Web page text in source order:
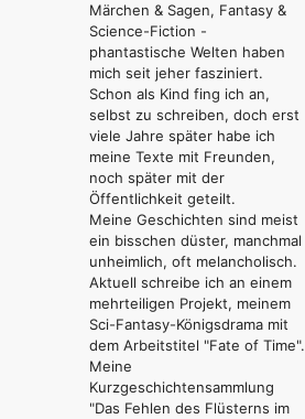
Märchen & Sagen, Fantasy &
Science-Fiction -
phantastische Welten haben
mich seit jeher fasziniert.
Schon als Kind fing ich an,
selbst zu schreiben, doch erst
viele Jahre später habe ich
meine Texte mit Freunden,
noch später mit der
Öffentlichkeit geteilt.
Meine Geschichten sind meist
ein bisschen düster, manchmal
unheimlich, oft melancholisch.
Aktuell schreibe ich an einem
mehrteiligen Projekt, meinem
Sci-Fantasy-Königsdrama mit
dem Arbeitstitel "Fate of Time".
Meine
Kurzgeschichtensammlung
"Das Fehlen des Flüsterns im